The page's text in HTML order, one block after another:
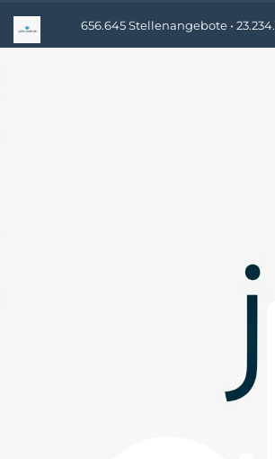
656.645 Stellenangebote •